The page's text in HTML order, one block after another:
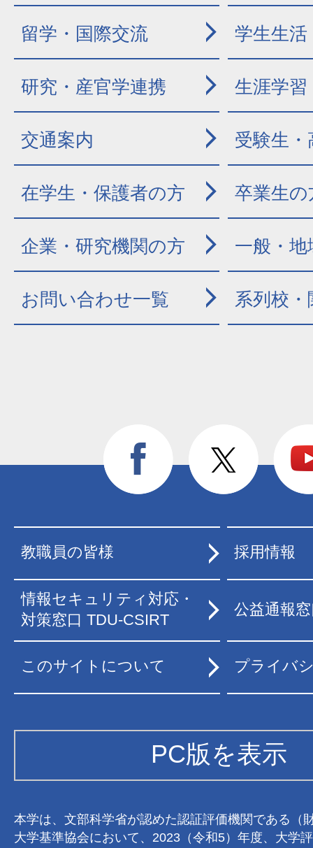
留学・国際交流 学生生活
研究・産官学連携 生涯学習
交通案内 受験生
在学生・保護者の方 卒業生の
企業・研究機関の方 一般・地
お問い合わせ一覧 系列校
教職員の皆様 採用情報
情報セキュリティ対応・
対策窓口 TDU-CSIRT
公益通報
このサイトについて プライバ
PC版を表示
本学は、文部科学省が認めた認証評価機関である（
大学基準協会において、2023（令和5）年度、大学